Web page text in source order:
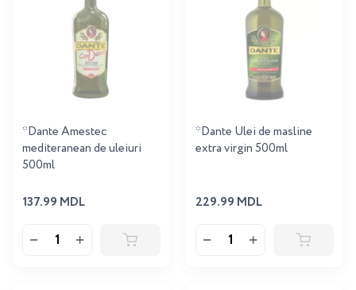
*Dante Amestec
mediteranean de uleiuri
500ml
137.99 MDL
*Dante Ulei de masline
extra virgin 500ml
229.99 MDL